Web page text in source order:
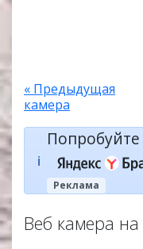
« Предыдущая
камера
ℹ️
Реклама
Веб камера на